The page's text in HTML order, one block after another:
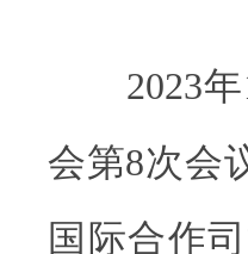
2023年
会第8次会
国际合作